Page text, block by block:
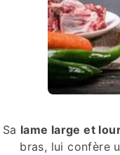
Sa lame large et
bras, lui confère